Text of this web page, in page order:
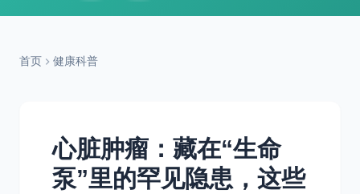
首页 健康科普
心脏肿瘤：藏在“生命
泵”里的罕见隐患，这些